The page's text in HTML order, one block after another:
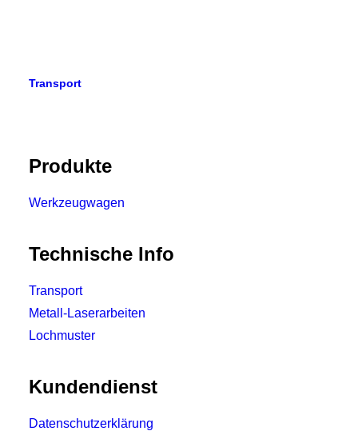
Transport
Produkte
Werkzeugwagen
Technische Info
Transport
Metall-Laserarbeiten
Lochmuster
Kundendienst
Datenschutzerklärung